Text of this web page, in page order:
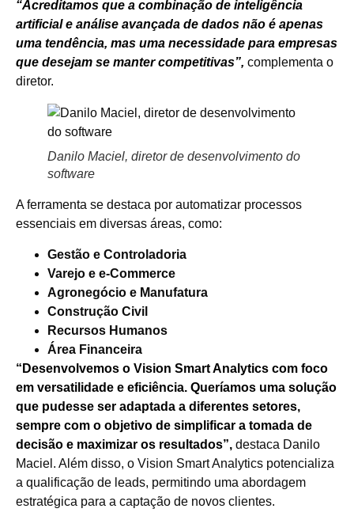
“Acreditamos que a combinação de inteligência
artificial e análise avançada de dados não é apenas
uma tendência, mas uma necessidade para empresas
que desejam se manter competitivas”, complementa o
diretor.
Danilo Maciel, diretor de desenvolvimento do
software
A ferramenta se destaca por automatizar processos
essenciais em diversas áreas, como:
Gestão e Controladoria
Varejo e e-Commerce
Agronegócio e Manufatura
Construção Civil
Recursos Humanos
Área Financeira
“Desenvolvemos o Vision Smart Analytics com foco
em versatilidade e eficiência. Queríamos uma solução
que pudesse ser adaptada a diferentes setores,
sempre com o objetivo de simplificar a tomada de
decisão e maximizar os resultados”, destaca Danilo
Maciel. Além disso, o Vision Smart Analytics potencializa
a qualificação de leads, permitindo uma abordagem
estratégica para a captação de novos clientes.